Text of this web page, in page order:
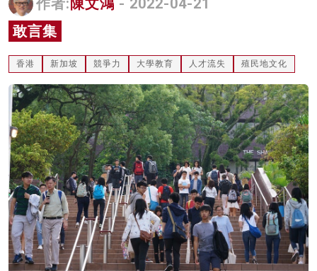
名家榜
灼見活動
關於我們
作者: 陳文鴻 - 2022-04-21
敢言集
香港 新加坡 競爭力 大學教育 人才流失 殖民地文化